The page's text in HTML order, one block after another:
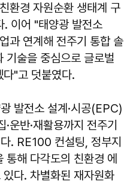
환경 자원순환 생태계 구
. 이어 "태양광 발전소
과 연계해 전주기 통합 솔
기술을 중심으로 글로벌
"고 덧붙였다.
발전소 설계·시공(EPC)
운반·재활용까지 전주기
. RE100 컨설팅, 정부지
해 다각도의 친환경 에
다. 차별화된 재자원화